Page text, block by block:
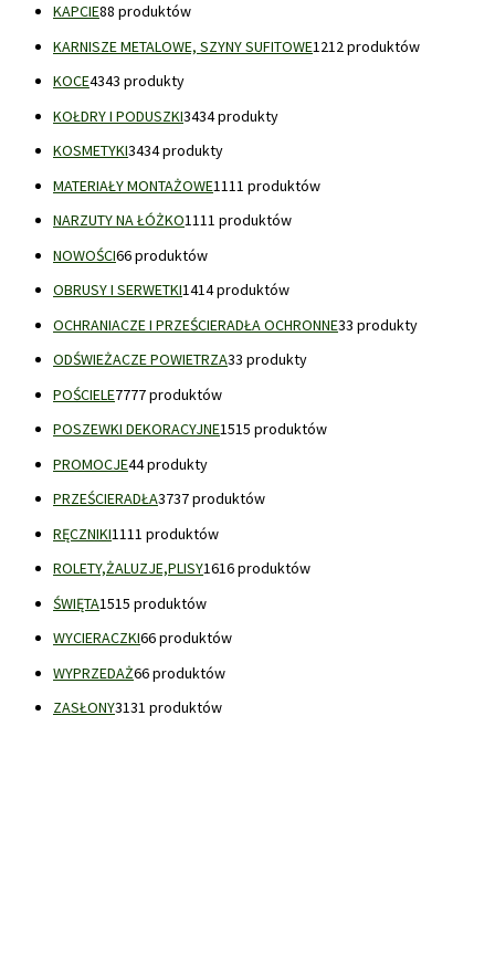
KAPCIE88 produktów
KARNISZE METALOWE, SZYNY SUFITOWE1212 produktów
KOCE4343 produkty
KOŁDRY I PODUSZKI3434 produkty
KOSMETYKI3434 produkty
MATERIAŁY MONTAŻOWE11 11 produktów
NARZUTY NA ŁÓŻKO1111 produktów
NOWOŚCI66 produktów
OBRUSY I SERWETKI1414 produktów
OCHRANIACZE I PRZEŚCIERADŁA OCHRONNE33 produkty
ODŚWIEŻACZE POWIETRZA33 produkty
POŚCIELE7777 produktów
POSZEWKI DEKORACYJNE1515 produktów
PROMOCJE44 produkty
PRZEŚCIERADŁA3737 produktów
RĘCZNIKI11 11 produktów
ROLETY,ŻALUZJE,PLISY1616 produktów
ŚWIĘTA1515 produktów
WYCIERACZKI66 produktów
WYPRZEDAŻ66 produktów
ZASŁONY3131 produktów